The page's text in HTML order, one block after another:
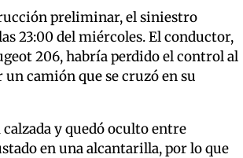
preliminar, el siniestro
23:00 del miércoles. El conductor,
206, habría perdido el control al
camión que se cruzó en su
calzada y quedó oculto entre
en una alcantarilla, por lo que